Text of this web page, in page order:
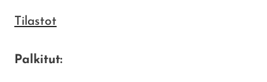
Tilastot
Palkitut: